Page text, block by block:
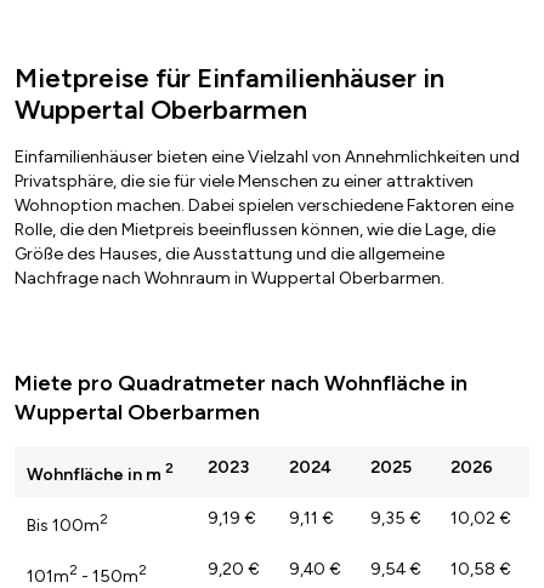
Mietpreise für Einfamilienhäuser in
Wuppertal Oberbarmen
Einfamilienhäuser bieten eine Vielzahl von Annehmlichkeiten und
Privatsphäre, die sie für viele Menschen zu einer attraktiven
Wohnoption machen. Dabei spielen verschiedene Faktoren eine
Rolle, die den Mietpreis beeinflussen können, wie die Lage, die
Größe des Hauses, die Ausstattung und die allgemeine
Nachfrage nach Wohnraum in Wuppertal Oberbarmen.
Miete pro Quadratmeter nach Wohnfläche in
Wuppertal Oberbarmen
Wohnfläche in m 2 2023 2024 2025 2026
Bis 100m2 9,19 € 9,11 € 9,35 € 10,02 €
101m2 - 150m2 9,20 € 9,40 € 9,54 € 10,58 €